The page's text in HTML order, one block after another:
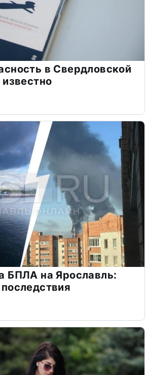
в Свердловской
БПЛА на Ярославль: